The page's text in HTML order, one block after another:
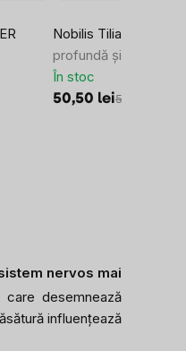
Nobilis Tilia Ulei BIO
profundă și calmarea
În stoc
50,50 lei56,12 lei
nervos mai
care desemnează
influențează